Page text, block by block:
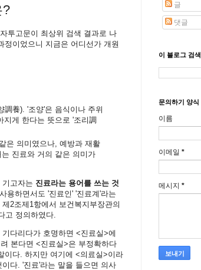
?
투고문이 최상위 검색 결과로 나
이었으니 지금은 어디선가 개원
養). '조양'은 음식이나 주위
지게 한다는 뜻으로 '조리調
은 의미였으나, 예방과 재활
진료와 거의 같은 의미가
기고자는 진료라는 용어를 쓰는 것
용하면서도 '진료인' '진료계'라는
2조제1항에서 보건복지부장관의
고 정의하였다.
다리다가 호명하면 <진료실>에
본다면 <진료실>은 부정확하다
이다. 하지만 여기에 <의료실>이라
다. '진료'라는 말을 들으면 의사
글
댓글
이 블로그 검색
문의하기 양식
이름
이메일 *
메시지 *